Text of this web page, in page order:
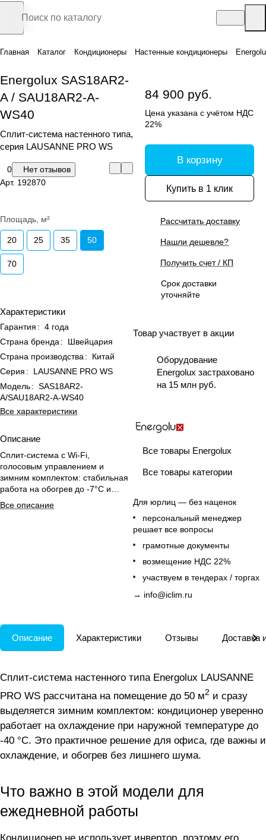
Главная Каталог Кондиционеры Настенные кондиционеры
Energolux SAS18AR2-
A / SAU18AR2-A-
WS40
Сплит-система настенного типа,
серия LAUSANNE PRO WS
0
Нет отзывов
Арт. 192870
Площадь, м²
20 25 35 50
70
Характеристики
Гарантия : 4 года
Страна бренда :
Швейцария
Страна производства :
Китай
Серия :
LAUSANNE PRO WS
Модель: SAS18AR2-
A/SAU18AR2-A-WS40
Все характеристики
Описание
Сплит-система с Wi-Fi,
голосовым управлением и
зимним комплектом: стабильная
работа на обогрев до -7°C и
охлаждение до -40°C для офиса.
Все описание
84 900 руб.
Цена указана с учётом НДС
22%
В корзину
Купить в 1 клик
Рассчитать доставку
Нашли дешевле?
Получить счет / КП
Срок доставки
уточняйте
Товар участвует в акции
Оборудование
Energolux застраховано
на 15 млн руб.
Все товары Energolux
Все товары категории
Для юрлиц — без наценок
персональный менеджер
решает все вопросы
грамотные документы
возмещение НДС 22%
участвуем в тендерах / торгах
→ info@iclim.ru
Описание Характеристики Отзывы Доставка
Сплит-система настенного типа Energolux LAUSANNE
PRO WS рассчитана на помещение до 50 м2 и сразу
выделяется зимним комплектом: кондиционер уверенно
работает на охлаждение при наружной температуре до
-40 °C. Это практичное решение для офиса, где важны и
охлаждение, и обогрев без лишнего шума.
Что важно в этой модели для
ежедневной работы